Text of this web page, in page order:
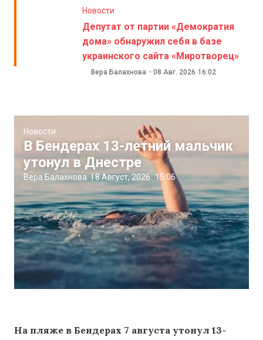
Новости
Депутат от партии «Демократия
дома» обнаружил себя в базе
украинского сайта «Миротворец»
Вера Балахнова - 08 Авг. 2026 16:02
Новости
В Бендерах 13-летний мальчик
утонул в Днестре
Вера Балахнова |8 Август, 2026 15:06
На пляже в Бендерах 7 августа утонул 13-